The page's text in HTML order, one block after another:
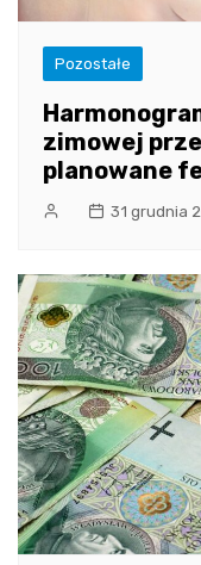
Pozostałe
zimowej
planowane
31 grudnia